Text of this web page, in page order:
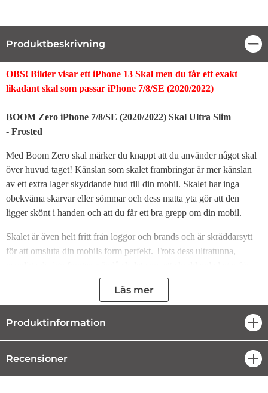
Produktbeskrivning
Produktbeskrivning
OBS! Bilder visar ett iPhone 13 Skal men du får ett exakt
likadant skal som passar iPhone 7/8/SE (2020/2022)
BOOM Zero iPhone 7/8/SE (2020/2022) Skal Ultra Slim
- Frosted
Med Boom Zero skal märker du knappt att du använder något skal
över huvud taget! Känslan som skalet frambringar är mer känslan
av ett extra lager skyddande hud till din mobil. Skalet har inga
obekväma skarvar eller sömmar och dess matta yta gör att den
ligger skönt i handen och att du får ett bra grepp om din mobil.
Skalet är även helt fritt från loggor och brands och är skräddarsytt
för att omsluta din mobils form perfekt. Trots dess ultratunna,
din mobil mot repor och smuts. Så för dig som vill behålla designen
och den tunna standardutformningen av din mobil så är det här det
optimala skalet.
Läs mer
Produktinformation
Recensioner